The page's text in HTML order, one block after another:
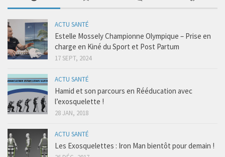
ACTU SANTÉ
Estelle Mossely Championne Olympique – Prise en
charge en Kiné du Sport et Post Partum
17 SEPT, 2024
ACTU SANTÉ
Hamid et son parcours en Rééducation avec
l’exosquelette !
28 JAN, 2018
ACTU SANTÉ
Les Exosquelettes : Iron Man bientôt pour demain !